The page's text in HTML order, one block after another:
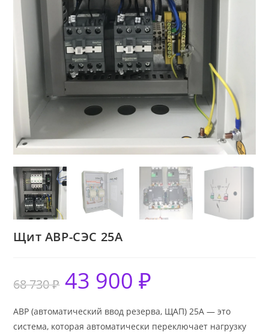
Щит АВР-СЭС 25А
68 730₽
Первоначальная
цена
составляла
730 ₽.
43 900₽
АВР (автоматический ввод резерва, ЩАП) 25А — это
система, которая автоматически переключает нагрузку